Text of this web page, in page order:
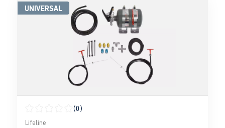
UNIVERSAL
Durchschnittliche Bewertung von 0 von 5 Sternen
(0)
Lifeline